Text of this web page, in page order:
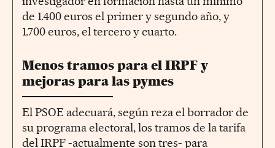
de 1.400 euros el primer y segundo año, y
1.700 euros, el tercero y cuarto.
Menos tramos para el IRPF y
mejoras para las pymes
El PSOE adecuará, según reza el borrador de
su programa electoral, los tramos de la tarifa
del IRPF -actualmente son tres- para